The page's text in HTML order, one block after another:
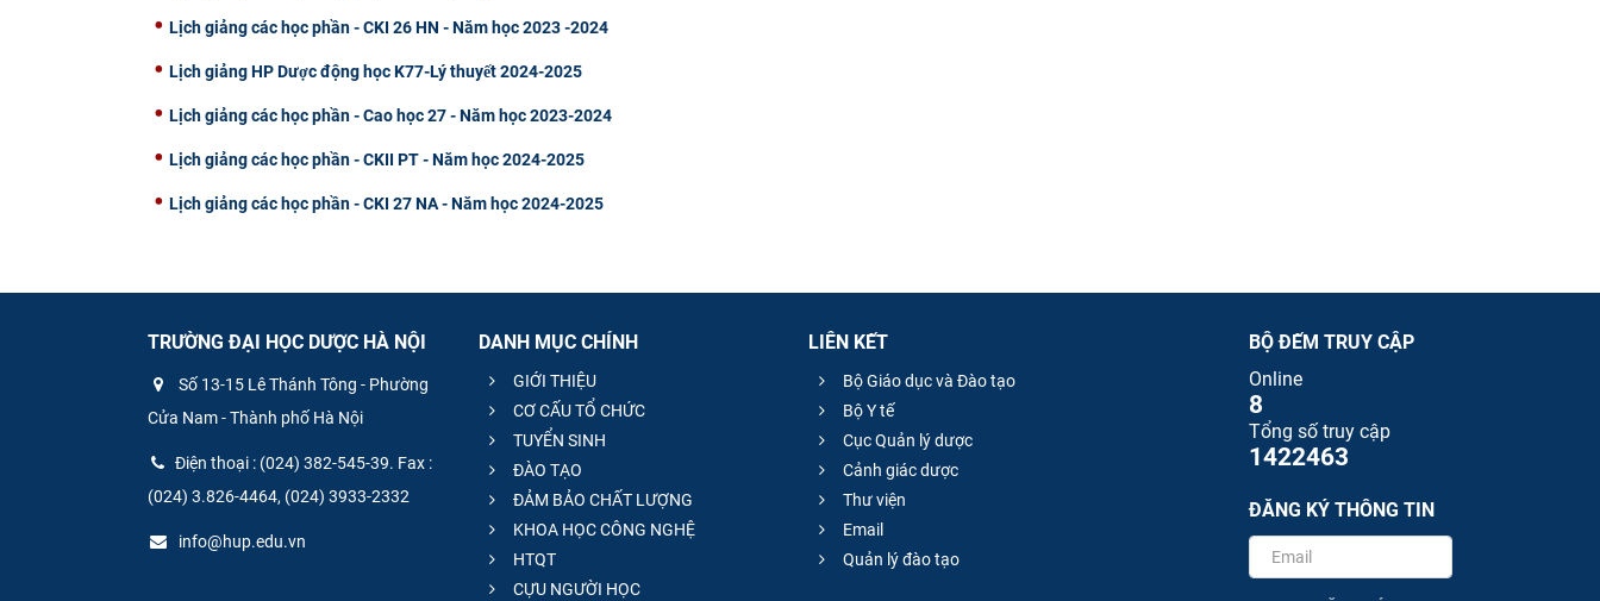
Lịch giảng các học phần - CKI 26 HN - Năm học 2023 -2024
Lịch giảng HP Dược động học K77-Lý thuyết 2024-2025
Lịch giảng các học phần - Cao học 27 - Năm học 2023-2024
Lịch giảng các học phần - CKII PT - Năm học 2024-2025
Lịch giảng các học phần - CKI 27 NA - Năm học 2024-2025
TRƯỜNG ĐẠI HỌC DƯỢC HÀ NỘI
Số 13-15 Lê Thánh Tông - Phường
Cửa Nam - Thành phố Hà Nội
Điện thoại : (024) 382-545-39. Fax :
(024) 3.826-4464, (024) 3933-2332
info@hup.edu.vn
DANH MỤC CHÍNH
GIỚI THIỆU
CƠ CẤU TỔ CHỨC
TUYỂN SINH
ĐÀO TẠO
ĐẢM BẢO CHẤT LƯỢNG
KHOA HỌC CÔNG NGHỆ
HTQT
CỰU NGƯỜI HỌC
LIÊN KẾT
Bộ Giáo dục và Đào tạo
Bộ Y tế
Cục Quản lý dược
Cảnh giác dược
Thư viện
Email
Quản lý đào tạo
BỘ ĐẾM TRUY CẬP
Online
8
Tổng số truy cập
1422463
ĐĂNG KÝ THÔNG TIN